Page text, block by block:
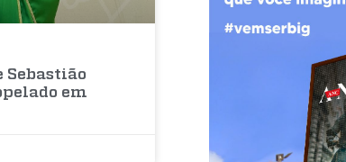
Sebastião
em